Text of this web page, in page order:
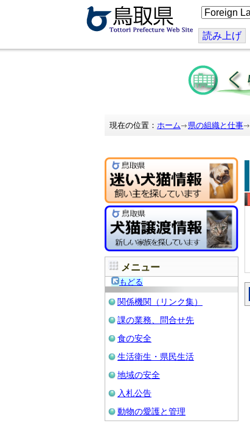
こ
の
ジ
を
訳
す
る
読み上げ
現在の位置： ホーム 県の組織と仕事
メニュー
もどる
関係機関（リンク集）
課の業務、問合せ先
食の安全
生活衛生・県民生活
地域の安全
入札公告
動物の愛護と管理